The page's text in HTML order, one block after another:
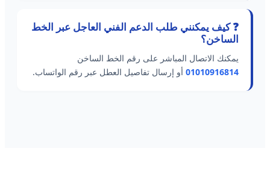
❓ كيف يمكنني طلب الدعم الفني العاجل عبر الخط
الساخن؟
يمكنك الاتصال المباشر على رقم الخط الساخن
01010916814 أو إرسال تفاصيل العطل عبر رقم الواتساب.